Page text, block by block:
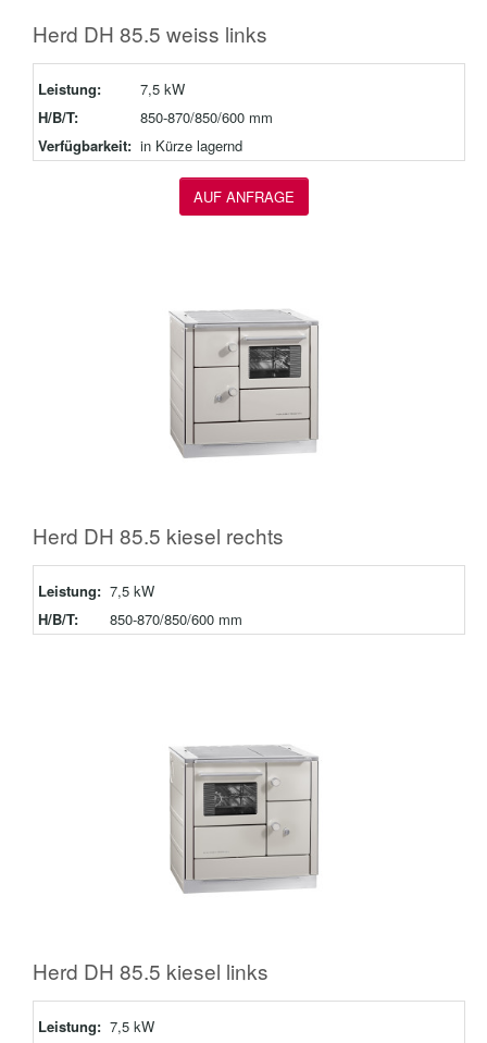
Herd DH 85.5 weiss links
Leistung:
7,5 kW
H/B/T:
850-870/850/600 mm
Verfügbarkeit: in Kürze lagernd
AUF ANFRAGE
Herd DH 85.5 kiesel rechts
Leistung: 7,5 kW
H/B/T:
850-870/850/600 mm
Herd DH 85.5 kiesel links
Leistung: 7,5 kW